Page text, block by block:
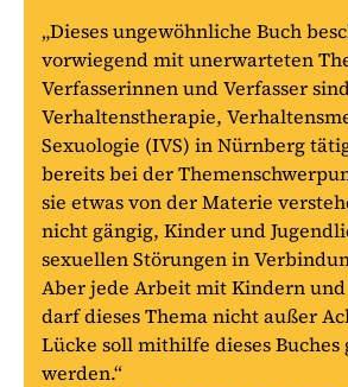
„Dieses ungewöhnliche Buch
vorwiegend mit unerwarteten
Verfasserinnen und Verfasser
Verhaltenstherapie,
Sexuologie (IVS) in Nürnberg
bereits bei der
sie etwas von der Materie
nicht gängig, Kinder und
sexuellen Störungen in
Aber jede Arbeit mit Kindern
darf dieses Thema nicht außer
Lücke soll mithilfe dieses Buches
werden.“